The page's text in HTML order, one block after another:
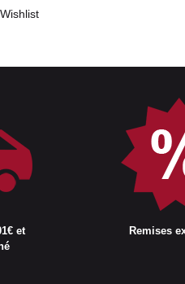
Wishlist
et
Remises